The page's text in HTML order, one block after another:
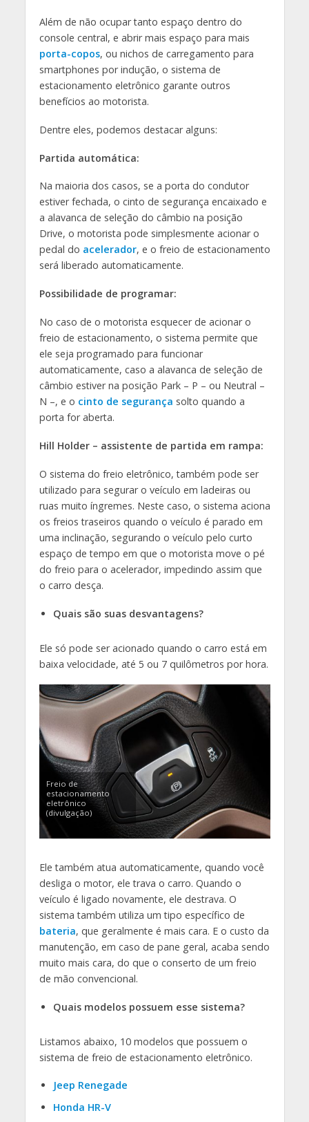
Além de não ocupar tanto espaço dentro do
console central, e abrir mais espaço para mais
porta-copos, ou nichos de carregamento para
smartphones por indução, o sistema de
estacionamento eletrônico garante outros
benefícios ao motorista.
Dentre eles, podemos destacar alguns:
Partida automática:
Na maioria dos casos, se a porta do condutor
estiver fechada, o cinto de segurança encaixado e
a alavanca de seleção do câmbio na posição
Drive, o motorista pode simplesmente acionar o
pedal do acelerador, e o freio de estacionamento
será liberado automaticamente.
Possibilidade de programar:
No caso de o motorista esquecer de acionar o
freio de estacionamento, o sistema permite que
ele seja programado para funcionar
automaticamente, caso a alavanca de seleção de
câmbio estiver na posição Park – P – ou Neutral –
N –, e o cinto de segurança solto quando a
porta for aberta.
Hill Holder – assistente de partida em rampa:
O sistema do freio eletrônico, também pode ser
utilizado para segurar o veículo em ladeiras ou
ruas muito íngremes. Neste caso, o sistema aciona
os freios traseiros quando o veículo é parado em
uma inclinação, segurando o veículo pelo curto
espaço de tempo em que o motorista move o pé
do freio para o acelerador, impedindo assim que
o carro desça.
Quais são suas desvantagens?
Ele só pode ser acionado quando o carro está em
baixa velocidade, até 5 ou 7 quilômetros por hora.
Freio de
estacionamento
eletrônico
(divulgação)
Ele também atua automaticamente, quando você
desliga o motor, ele trava o carro. Quando o
veículo é ligado novamente, ele destrava. O
sistema também utiliza um tipo específico de
bateria, que geralmente é mais cara. E o custo da
manutenção, em caso de pane geral, acaba sendo
muito mais cara, do que o conserto de um freio
de mão convencional.
Quais modelos possuem esse sistema?
Listamos abaixo, 10 modelos que possuem o
sistema de freio de estacionamento eletrônico.
Jeep Renegade
Honda HR-V